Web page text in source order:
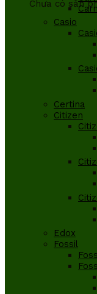
Chưa có sản
Casio
Certina
Citizen
Edox
Fossil